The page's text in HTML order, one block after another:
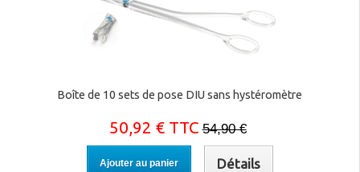
Boîte de 10 sets de pose DIU sans hystéromètre
50,92 € TTC 54,90 €
Ajouter au panier Détails